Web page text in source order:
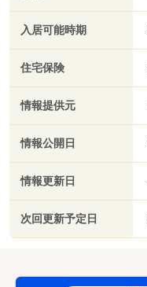
入居可能時期
住宅保険
情報提供元
情報公開日
情報更新日
次回更新予定日